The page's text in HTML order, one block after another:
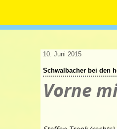
10. Juni 2015
Schwalbacher bei den
Vorne